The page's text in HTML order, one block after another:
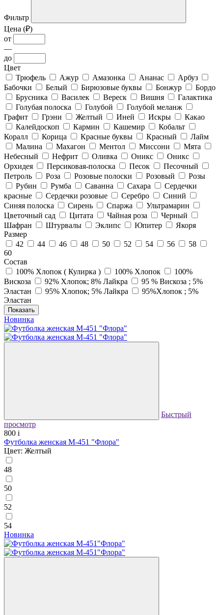
Фильтр
Цена (₽)
от
—
до
Цвет
Трюфель
Ажур Амазонка Ананас
Арбуз
Бабочки
Белый Бирюзовые буквы Бонжур
Бордо
Брусника
Василек Вереск Вишня
Галактика
Голубая полоска
Голубой
Голубой меланж
Графит
Грэни Желтый Иней Искры
Какао
Калейдоскоп
Кармин Кашемир
Кобальт
Коралл
Корица Красные буквы Красный
Лайм
Малина
Махагон Ментол Миссони
Мята
Небесный
Нефрит Оливка Оникс
Оникс
Орхидея
Персиковая-полоска Песок
Песочный
Петроль
Роза Розовые полоски Розовый
Розы
Рубин
Румба Саванна Сахара
Сердечки
красные
Сердечки розовые Серебро
Синий
Синяя полоска
Сирень Спаржа
Ультрамарин
Цветочный сад
Цитата Чайная роза
Черный
Шафран
Штурвалы Эклипс Юпитер
Якоря
Размер
42
44 46 48 50 52 54 56
58
60
Состав
100% Хлопок ( Кулирка )
100% Хлопок
100%
Вискоза
92% Хлопок; 8% Лайкра
95 % Вискоза ; 5%
Эластан
95% Хлопок; 5% Лайкра
95%Хлопок ; 5%
Эластан
Показать
Новинка
Быстрый
просмотр
800 i
Футболка женская М-451 "Флора"
Цвет: Желтый
48
50
52
54
Новинка